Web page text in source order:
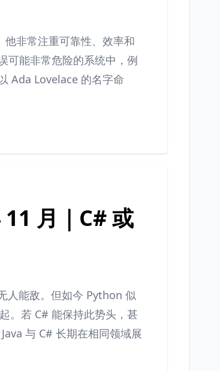
非常注重可靠性、效率和
可能非常危险的系统中，例
Ada Lovelace 的名字命
月｜C# 或
人能敌。但如今 Python 似
。若 C# 能保持此势头，甚
与 C# 长期在相同领域展